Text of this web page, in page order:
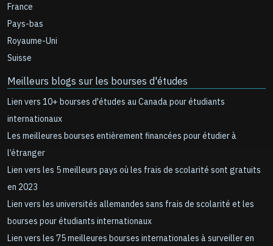
France
Pays-bas
Royaume-Uni
Suisse
Meilleurs blogs sur les bourses d'études
Lien vers 10+ bourses d'études au Canada pour étudiants
internationaux
Les meilleures bourses entièrement financées pour étudier à
l’étranger
Lien vers les 5 meilleurs pays où les frais de scolarité sont gratuits
en 2023
Lien vers les universités allemandes sans frais de scolarité et les
bourses pour étudiants internationaux
Lien vers les 75 meilleures bourses internationales à surveiller en